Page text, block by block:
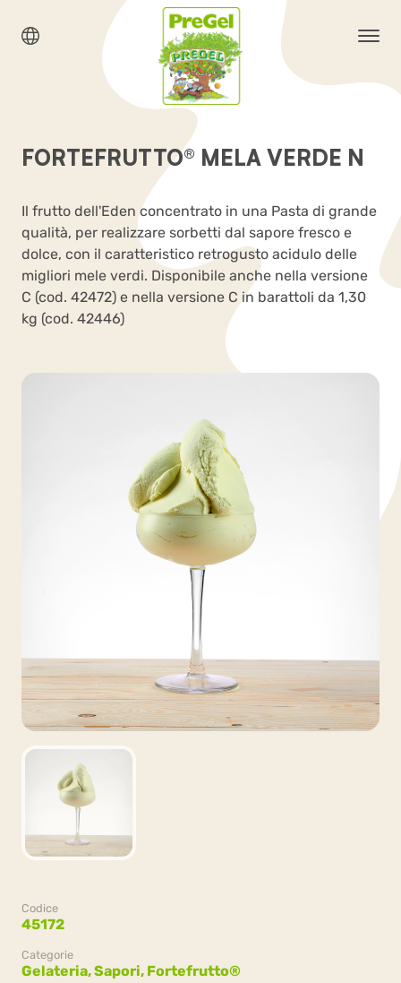
FORTEFRUTTO® MELA VERDE N
Il frutto dell'Eden concentrato in una Pasta di grande
qualità, per realizzare sorbetti dal sapore fresco e
dolce, con il caratteristico retrogusto acidulo delle
migliori mele verdi. Disponibile anche nella versione
C (cod. 42472) e nella versione C in barattoli da 1,30
kg (cod. 42446)
Codice
45172
Categorie
Gelateria,Sapori, Fortefrutto®